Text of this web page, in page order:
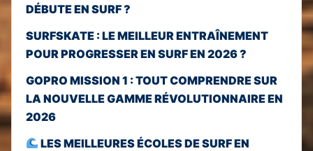
DÉBUTE EN SURF ?
SURFSKATE : LE MEILLEUR ENTRAÎNEMENT
POUR PROGRESSER EN SURF EN 2026 ?
GOPRO MISSION 1 : TOUT COMPRENDRE SUR
LA NOUVELLE GAMME RÉVOLUTIONNAIRE EN
2026
LES MEILLEURES ÉCOLES DE SURF EN